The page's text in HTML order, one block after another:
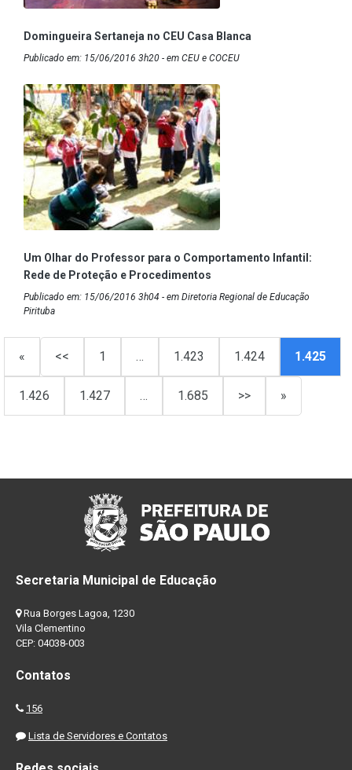
Domingueira Sertaneja no CEU Casa Blanca
Publicado em: 15/06/2016 3h20 - em CEU e COCEU
Um Olhar do Professor para o Comportamento Infantil:
Rede de Proteção e Procedimentos
Publicado em: 15/06/2016 3h04 - em Diretoria Regional de Educação
Pirituba
« << 1 … 1.423 1.424 1.425
1.426 1.427 … 1.685 >> »
Secretaria Municipal de Educação
Rua Borges Lagoa, 1230
Vila Clementino
CEP: 04038-003
Contatos
156
Lista de Servidores e Contatos